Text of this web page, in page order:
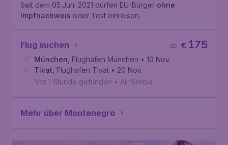
Seit dem 05.Juni 2021 dürfen EU-Bürger ohne
Impfnachweis oder Test einreisen.
Flug suchen € 175
ab
München Flughafen München • 10 Nov.
Tivat Flughafen Tivat • 20 Nov.
Vor 1 Stunde gefunden • Air Serbia
Mehr über Montenegro